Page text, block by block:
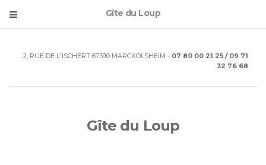
Gîte du Loup
2, RUE DE L'ISCHERT 67390 MARCKOLSHEIM - 07 80 00 21 25 / 09 71
32 76 68
Gîte du Loup